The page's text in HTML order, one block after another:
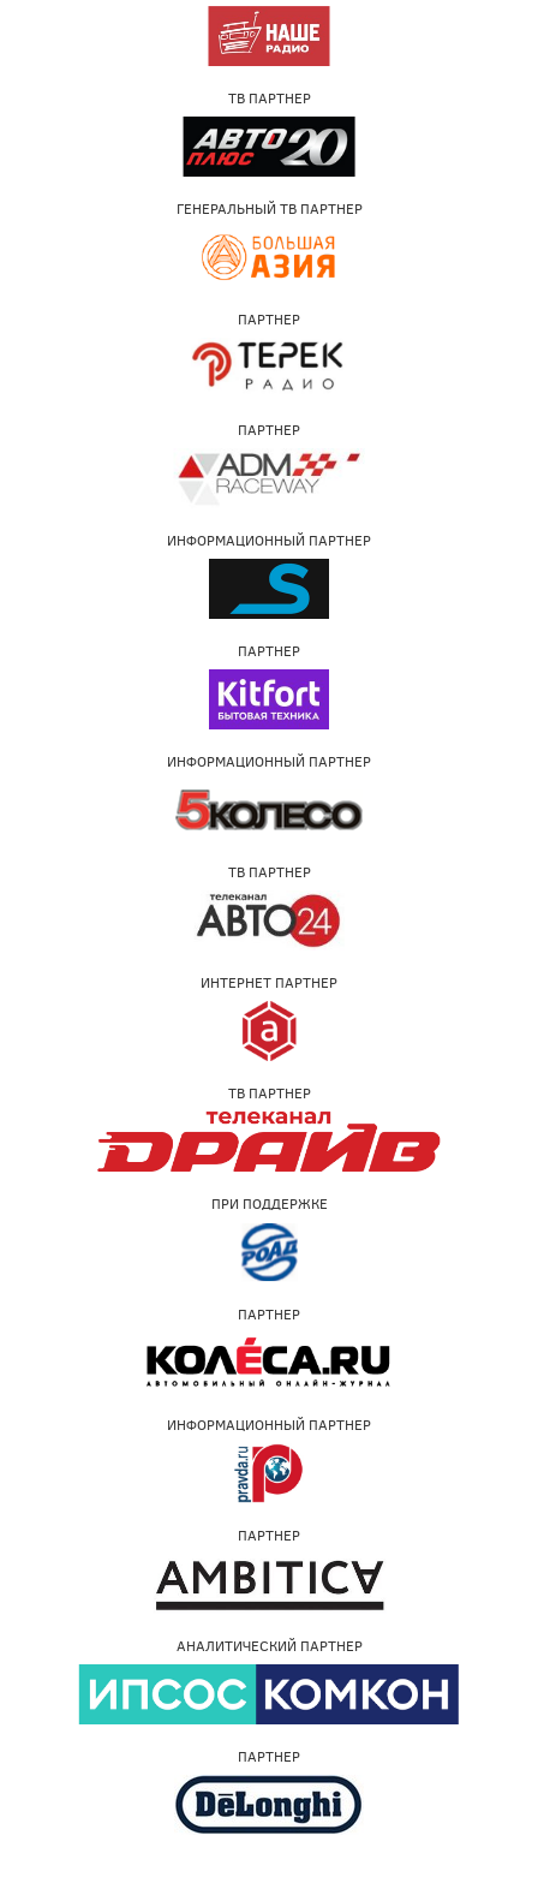
ТВ ПАРТНЕР
ГЕНЕРАЛЬНЫЙ ТВ ПАРТНЕР
ПАРТНЕР
ПАРТНЕР
ИНФОРМАЦИОННЫЙ ПАРТНЕР
ПАРТНЕР
ИНФОРМАЦИОННЫЙ ПАРТНЕР
ТВ ПАРТНЕР
ИНТЕРНЕТ ПАРТНЕР
ТВ ПАРТНЕР
ПРИ ПОДДЕРЖКЕ
ПАРТНЕР
ИНФОРМАЦИОННЫЙ ПАРТНЕР
ПАРТНЕР
АНАЛИТИЧЕСКИЙ ПАРТНЕР
ПАРТНЕР